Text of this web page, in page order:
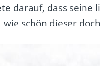
darauf, dass
schön dieser